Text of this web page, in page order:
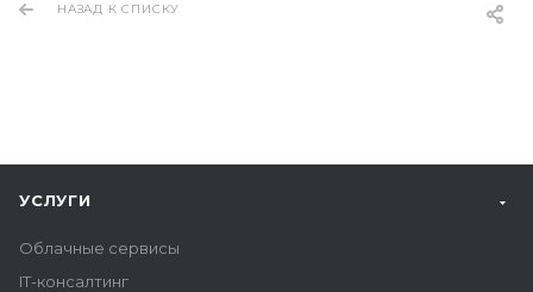
НАЗАД К СПИСКУ
УСЛУГИ
Облачные сервисы
IT-консалтинг